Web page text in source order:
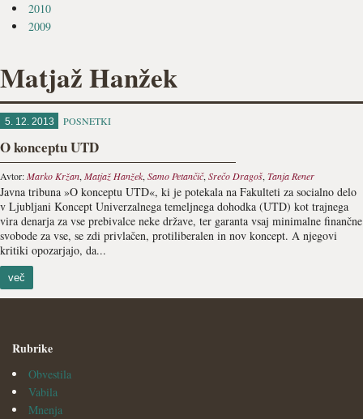
2010
2009
Matjaž Hanžek
5. 12. 2013 POSNETKI
O konceptu UTD
Avtor:Marko Kržan, Matjaž Hanžek, Samo Petančič, Srečo Dragoš, Tanja Rener
Javna tribuna »O konceptu UTD«, ki je potekala na Fakulteti za socialno delo
v Ljubljani Koncept Univerzalnega temeljnega dohodka (UTD) kot trajnega
vira denarja za vse prebivalce neke države, ter garanta vsaj minimalne finančne
svobode za vse, se zdi privlačen, protiliberalen in nov koncept. A njegovi
kritiki opozarjajo, da...
več
Rubrike
Obvestila
Vabila
Mnenja